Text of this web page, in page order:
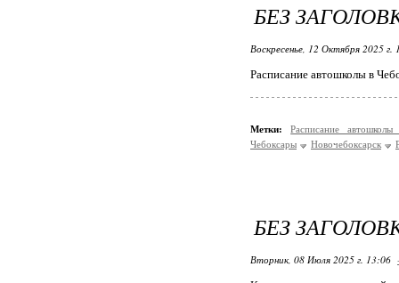
БЕЗ
Воскресенье, 12 Октября 2025
Расписание автошколы в
Метки:
Расписание
Чебоксары
Новочебоксарск
БЕЗ
Вторник, 08 Июля 2025 г. 13:06